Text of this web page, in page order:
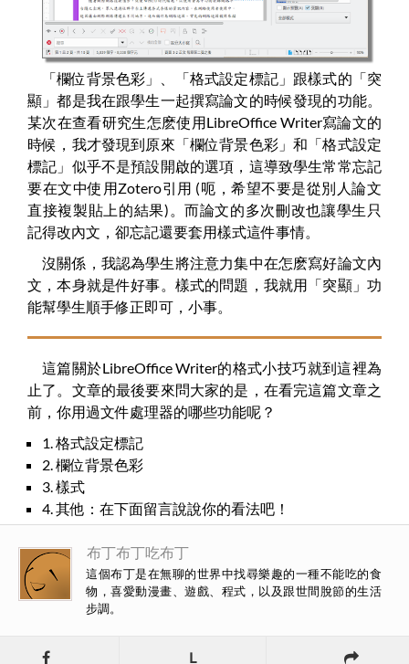
「欄位背景色彩」、「格式設定標記」跟樣式的「突
顯」都是我在跟學生一起撰寫論文的時候發現的功能。
某次在查看研究生怎麽使用LibreOffice Writer寫論文的
時候，我才發現到原來「欄位背景色彩」和「格式設定
標記」似乎不是預設開啟的選項，這導致學生常常忘記
要在文中使用Zotero引用 (呃，希望不要是從別人論文
直接複製貼上的結果)。而論文的多次刪改也讓學生只
記得改內文，卻忘記還要套用樣式這件事情。
沒關係，我認為學生將注意力集中在怎麽寫好論文內
文，本身就是件好事。樣式的問題，我就用「突顯」功
能幫學生順手修正即可，小事。
這篇關於LibreOffice Writer的格式小技巧就到這裡為
止了。文章的最後要來問大家的是，在看完這篇文章之
前，你用過文件處理器的哪些功能呢？
1. 格式設定標記
2. 欄位背景色彩
3. 樣式
4. 其他：在下面留言說說你的看法吧！
布丁布丁吃布丁
這個布丁是在無聊的世界中找尋樂趣的一種不能吃的食
物，喜愛動漫畫、遊戲、程式，以及跟世間脫節的生活
步調。
L